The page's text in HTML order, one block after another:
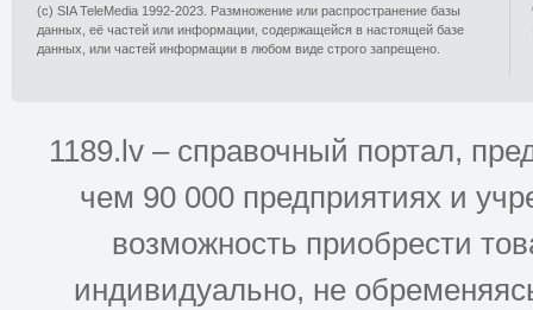
(c) SIA TeleMedia 1992-2023. Размножение или распространение базы
данных, её частей или информации, содержащейся в настоящей базе
данных, или частей информации в любом виде строго запрещено.
1189.lv – справочный портал,
чем 90 000 предприятиях и
возможность приобрести
индивидуально, не